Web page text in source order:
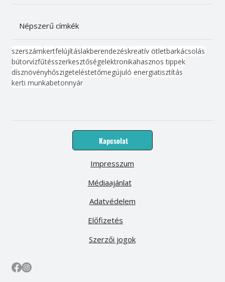
Népszerű címkék
szerszámkertfelújításlakberendezéskreatív ötletbarkácsolás
bútorvízfűtésszerkesztőségelektronikahasznos tippek
dísznövényhőszigeteléstetőmegújuló energiatisztítás
kerti munkabetonnyár
Kapcsolat
Médiaajánlat
Előfizetés
Impresszum
Adatvédelem
Szerzői jogok